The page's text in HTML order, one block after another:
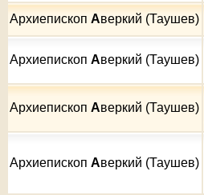
Архиепископ Аверкий (Таушев)
Архиепископ Аверкий (Таушев)
Архиепископ Аверкий (Таушев)
Архиепископ Аверкий (Таушев)